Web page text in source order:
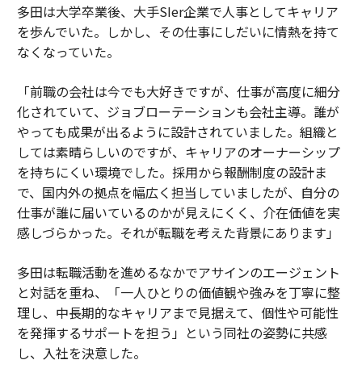
多田は大学卒業後、大手SIer企業で人事としてキャリア
を歩んでいた。しかし、その仕事にしだいに情熱を持て
なくなっていた。
「前職の会社は今でも大好きですが、仕事が高度に細分
化されていて、ジョブローテーションも会社主導。誰が
やっても成果が出るように設計されていました。組織と
しては素晴らしいのですが、キャリアのオーナーシップ
を持ちにくい環境でした。採用から報酬制度の設計ま
で、国内外の拠点を幅広く担当していましたが、自分の
仕事が誰に届いているのかが見えにくく、介在価値を実
感しづらかった。それが転職を考えた背景にあります」
多田は転職活動を進めるなかでアサインのエージェント
と対話を重ね、「一人ひとりの価値観や強みを丁寧に整
理し、中長期的なキャリアまで見据えて、個性や可能性
を発揮するサポートを担う」という同社の姿勢に共感
し、入社を決意した。